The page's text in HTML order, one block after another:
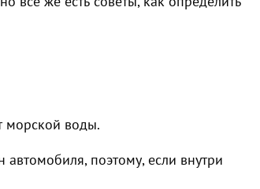
морской воды.
поэтому, если внутри